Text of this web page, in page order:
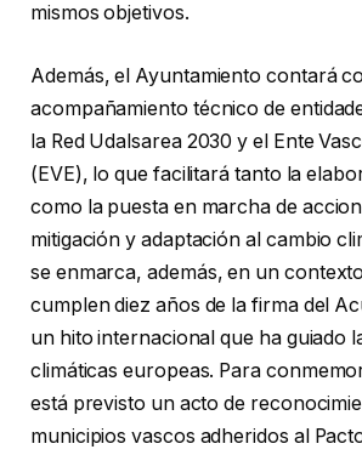
mismos objetivos.
Además, el Ayuntamiento contará
acompañamiento técnico de
la Red Udalsarea 2030 y el Ente
(EVE), lo que facilitará tanto la
como la puesta en marcha de
mitigación y adaptación al cambio
se enmarca, además, en un
cumplen diez años de la firma del
un hito internacional que ha guiado
climáticas europeas. Para
está previsto un acto de
municipios vascos adheridos al